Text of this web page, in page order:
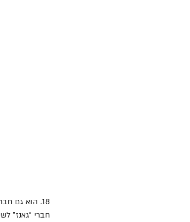
18. הוא גם חבר בסופרגאופ "Kings of Chaos" יחד עם
חברי "גאנז"